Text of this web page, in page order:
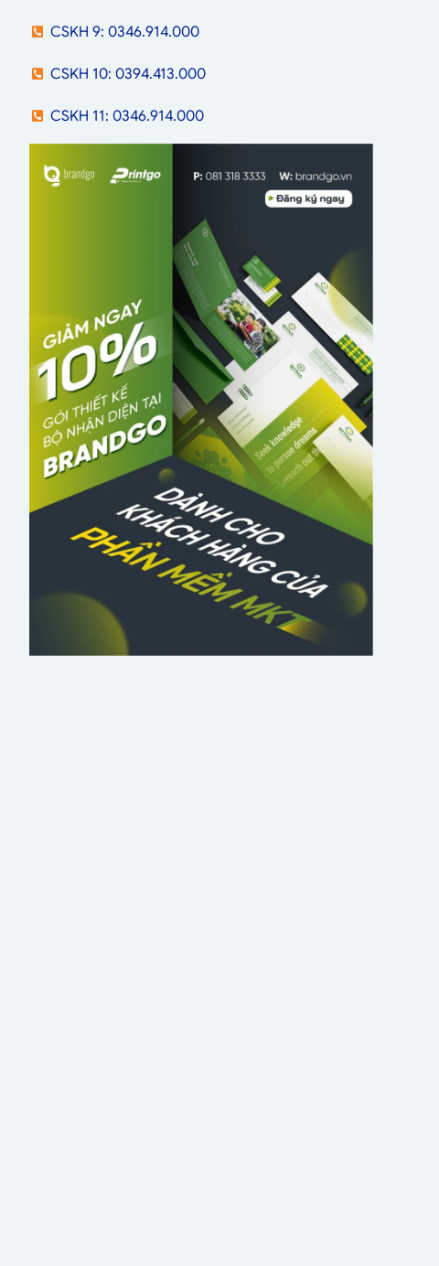
CSKH 9: 0346.914.000
CSKH 10: 0394.413.000
CSKH 11: 0346.914.000